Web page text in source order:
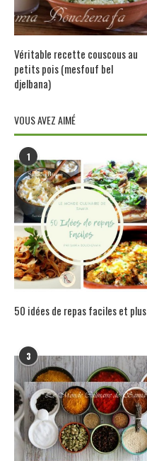
Véritable recette couscous au
petits pois (mesfouf bel
djelbana)
VOUS AVEZ AIMÉ
1
50 idées de repas faciles et plus
3